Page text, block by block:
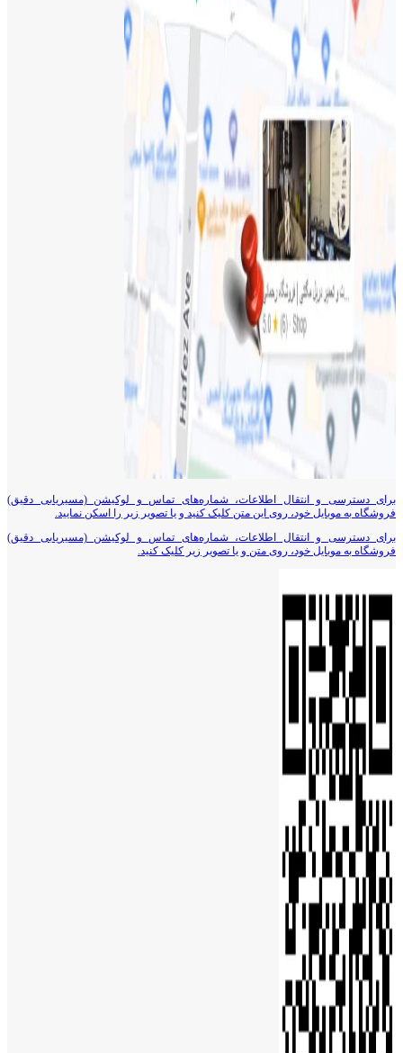
برای دسترسی و انتقال اطلاعات، شماره‌های تماس و لوکیشن (مسیریابی دقیق)
فروشگاه به موبایل خود، روی این متن کلیک کنید و یا تصویر زیر را اسکن نمایید.
برای دسترسی و انتقال اطلاعات، شماره‌های تماس و لوکیشن (مسیریابی دقیق)
فروشگاه به موبایل خود، روی متن و یا تصویر زیر کلیک کنید.